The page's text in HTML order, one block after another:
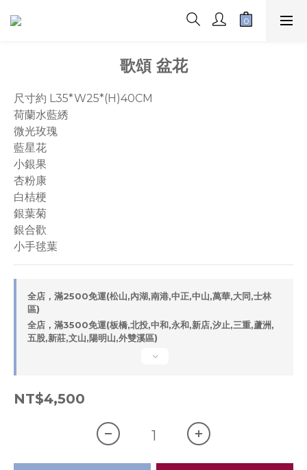
歌頌 盆花
尺寸約 L35*W25*(H)40CM
荷蘭水藍綉
微光玫瑰
藍星花
小銀果
杏粉康
白桔梗
銀葉菊
銀合歡
小手毬葉
全店，滿2500免運(松山,內湖,南港,中正,中山,萬華,大同,士林
區)
全店，滿3500免運(板橋,北投,中和,永和,新店,汐止,三重,蘆洲,
五股,新莊,文山,陽明山,外雙溪區)
NT$4,500